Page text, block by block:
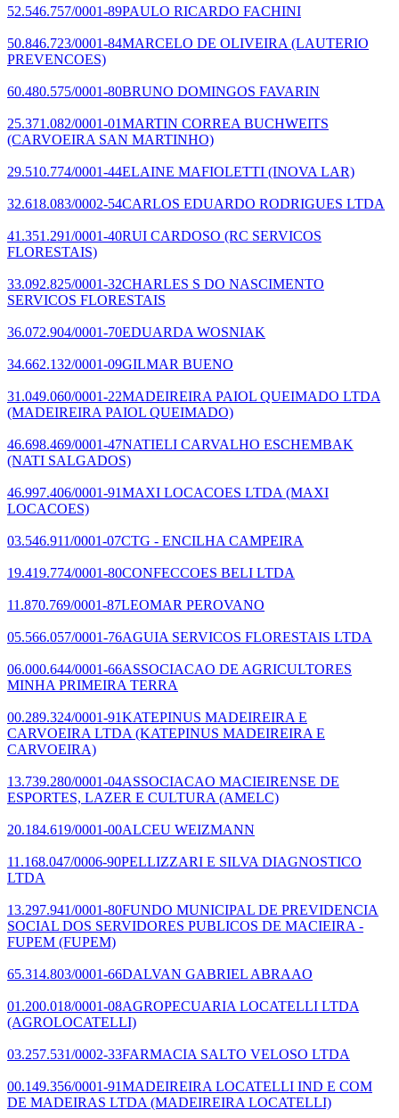
52.546.757/0001-89PAULO RICARDO FACHINI
50.846.723/0001-84MARCELO DE OLIVEIRA (LAUTERIO
PREVENCOES)
60.480.575/0001-80BRUNO DOMINGOS FAVARIN
25.371.082/0001-01MARTIN CORREA BUCHWEITS
(CARVOEIRA SAN MARTINHO)
29.510.774/0001-44ELAINE MAFIOLETTI (INOVA LAR)
32.618.083/0002-54CARLOS EDUARDO RODRIGUES LTDA
41.351.291/0001-40RUI CARDOSO (RC SERVICOS
FLORESTAIS)
33.092.825/0001-32CHARLES S DO NASCIMENTO
SERVICOS FLORESTAIS
36.072.904/0001-70EDUARDA WOSNIAK
34.662.132/0001-09GILMAR BUENO
31.049.060/0001-22MADEIREIRA PAIOL QUEIMADO LTDA
(MADEIREIRA PAIOL QUEIMADO)
46.698.469/0001-47NATIELI CARVALHO ESCHEMBAK
(NATI SALGADOS)
46.997.406/0001-91MAXI LOCACOES LTDA (MAXI
LOCACOES)
03.546.911/0001-07CTG - ENCILHA CAMPEIRA
19.419.774/0001-80CONFECCOES BELI LTDA
11.870.769/0001-87LEOMAR PEROVANO
05.566.057/0001-76AGUIA SERVICOS FLORESTAIS LTDA
06.000.644/0001-66ASSOCIACAO DE AGRICULTORES
MINHA PRIMEIRA TERRA
00.289.324/0001-91KATEPINUS MADEIREIRA E
CARVOEIRA LTDA (KATEPINUS MADEIREIRA E
CARVOEIRA)
13.739.280/0001-04ASSOCIACAO MACIEIRENSE DE
ESPORTES, LAZER E CULTURA (AMELC)
20.184.619/0001-00ALCEU WEIZMANN
11.168.047/0006-90PELLIZZARI E SILVA DIAGNOSTICO
LTDA
13.297.941/0001-80FUNDO MUNICIPAL DE PREVIDENCIA
SOCIAL DOS SERVIDORES PUBLICOS DE MACIEIRA -
FUPEM (FUPEM)
65.314.803/0001-66DALVAN GABRIEL ABRAAO
01.200.018/0001-08AGROPECUARIA LOCATELLI LTDA
(AGROLOCATELLI)
03.257.531/0002-33FARMACIA SALTO VELOSO LTDA
00.149.356/0001-91MADEIREIRA LOCATELLI IND E COM
DE MADEIRAS LTDA (MADEIREIRA LOCATELLI)